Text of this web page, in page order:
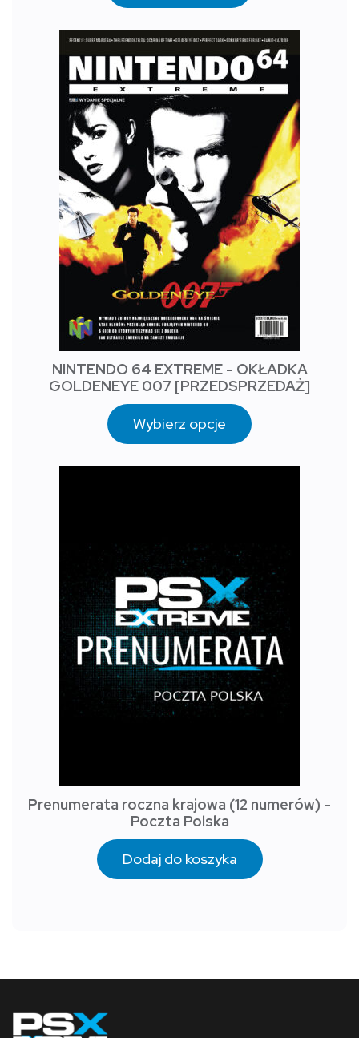
NINTENDO 64 EXTREME - OKŁADKA
GOLDENEYE 007 [PRZEDSPRZEDAŻ]
Wybierz opcje
Prenumerata roczna krajowa (12 numerów) -
Poczta Polska
Dodaj do koszyka